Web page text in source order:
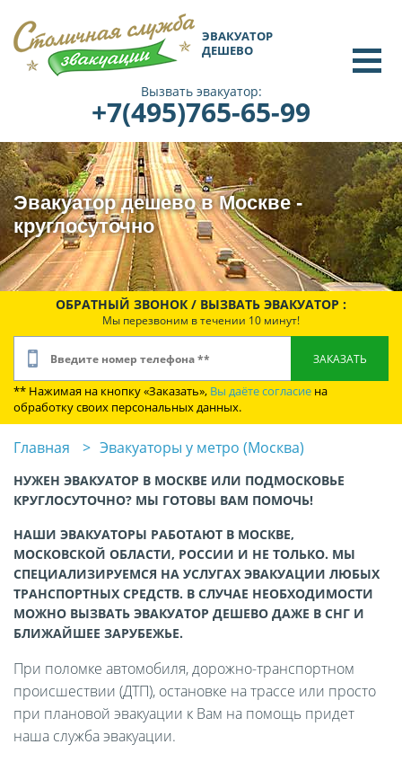
ЭВАКУАТОР
ДЕШЕВО
Вызвать эвакуатор:
+7(495)765-65-99
Эвакуатор дешево в Москве -
круглосуточно
ОБРАТНЫЙ ЗВОНОК / ВЫЗВАТЬ ЭВАКУАТОР :
Мы перезвоним в течении 10 минут!
** Нажимая на кнопку «Заказать», Вы даёте согласие на
обработку своих персональных данных.
Главная Эвакуаторы у метро (Москва)
НУЖЕН ЭВАКУАТОР В МОСКВЕ ИЛИ ПОДМОСКОВЬЕ
КРУГЛОСУТОЧНО? МЫ ГОТОВЫ ВАМ ПОМОЧЬ!
НАШИ ЭВАКУАТОРЫ РАБОТАЮТ В МОСКВЕ,
МОСКОВСКОЙ ОБЛАСТИ, РОССИИ И НЕ ТОЛЬКО. МЫ
СПЕЦИАЛИЗИРУЕМСЯ НА УСЛУГАХ ЭВАКУАЦИИ ЛЮБЫХ
ТРАНСПОРТНЫХ СРЕДСТВ. В СЛУЧАЕ НЕОБХОДИМОСТИ
МОЖНО ВЫЗВАТЬ ЭВАКУАТОР ДЕШЕВО ДАЖЕ В СНГ И
БЛИЖАЙШЕЕ ЗАРУБЕЖЬЕ.
При поломке автомобиля, дорожно-транспортном
происшествии (ДТП), остановке на трассе или просто
при плановой эвакуации к Вам на помощь придет
наша служба эвакуации.